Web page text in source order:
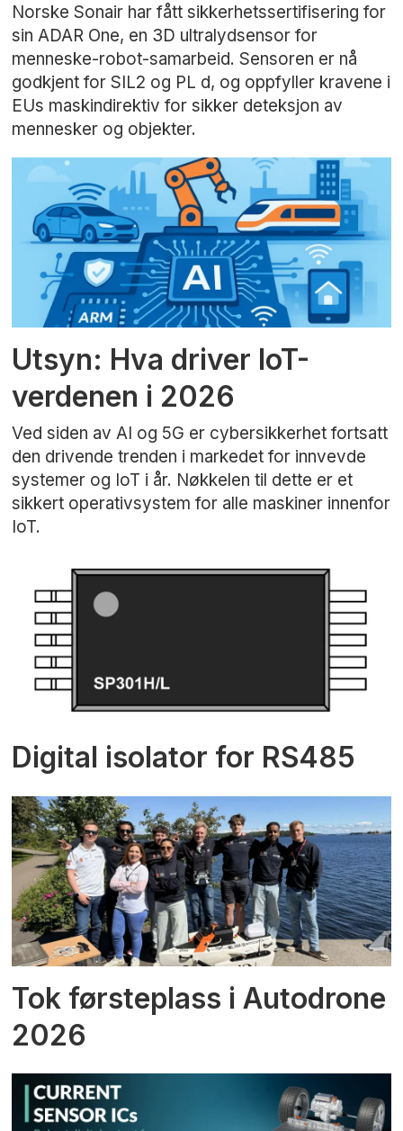
Norske Sonair har fått sikkerhetssertifisering for
sin ADAR One, en 3D ultralydsensor for
menneske-robot-samarbeid. Sensoren er nå
godkjent for SIL2 og PL d, og oppfyller kravene i
EUs maskindirektiv for sikker deteksjon av
mennesker og objekter.
Utsyn: Hva driver IoT-
verdenen i 2026
Ved siden av AI og 5G er cybersikkerhet fortsatt
den drivende trenden i markedet for innvevde
systemer og IoT i år. Nøkkelen til dette er et
sikkert operativsystem for alle maskiner innenfor
IoT.
Digital isolator for RS485
Tok førsteplass i Autodrone
2026